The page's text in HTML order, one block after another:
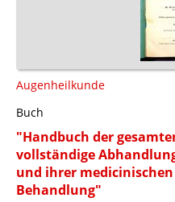
Augenheilkunde
Buch
"Handbuch der
vollständige
und ihrer
Behandlung"